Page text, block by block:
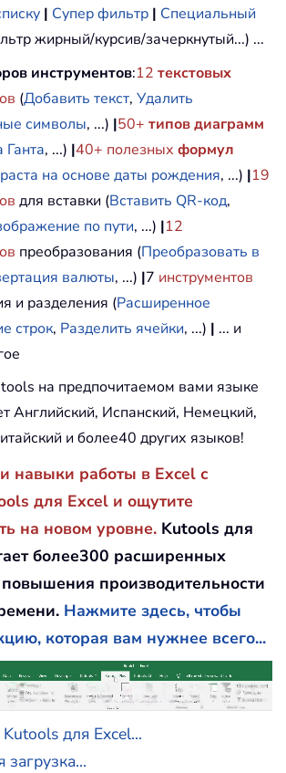
| Супер фильтр | Специальный
жирный/курсив/зачеркнутый...) ...
инструментов:12 текстовых
(Добавить текст, Удалить
символы, ...) |50+ типов диаграмм
, ...) |40+ полезных формул
на основе даты рождения, ...) |19
для вставки (Вставить QR-код,
по пути, ...) |12
преобразования (Преобразовать в
валюты, ...) |7 инструментов
и разделения (Расширенное
строк, Разделить ячейки, ...) | ... и
на предпочитаемом вами языке
Английский, Испанский, Немецкий,
и более40 других языков!
навыки работы в Excel с
для Excel и ощутите
на новом уровне. Kutools для
более300 расширенных
производительности
Нажмите здесь, чтобы
которая вам нужнее всего...
для Excel...
загрузка...